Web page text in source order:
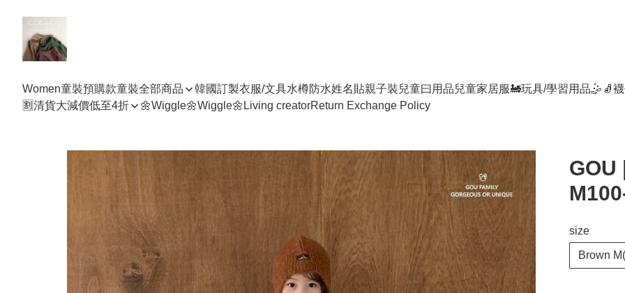
Women童裝預購款童裝全部商品 韓國訂製衣服/文具水樽防水姓名貼親子裝兒童曰用品兒童家居服🚂玩具/學習用品🤹 🧦
🈹清貨大減價低至4折
🌼Wiggle🌼Wiggle🌼 Living creatorReturn Exchange Policy
size
Brown